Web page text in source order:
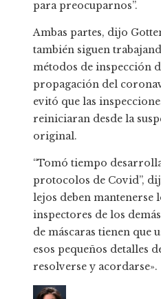
para preocuparnos”.
Ambas partes, dijo
también siguen
métodos de inspección
propagación del
evitó que las
reiniciaran desde la
original.
“Tomó tiempo
protocolos de Covid”,
lejos deben mantenerse
inspectores de los
de máscaras tienen que
esos pequeños detalles
resolverse y acordarse».